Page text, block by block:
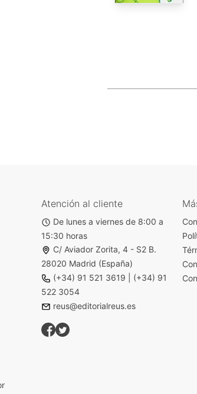
Atención al cliente
De lunes a viernes de 8:00 a
15:30 horas
C/ Aviador Zorita, 4 - S2 B.
28020 Madrid (España)
(+34) 91 521 3619
(+34) 91
522 3054
reus@editorialreus.es